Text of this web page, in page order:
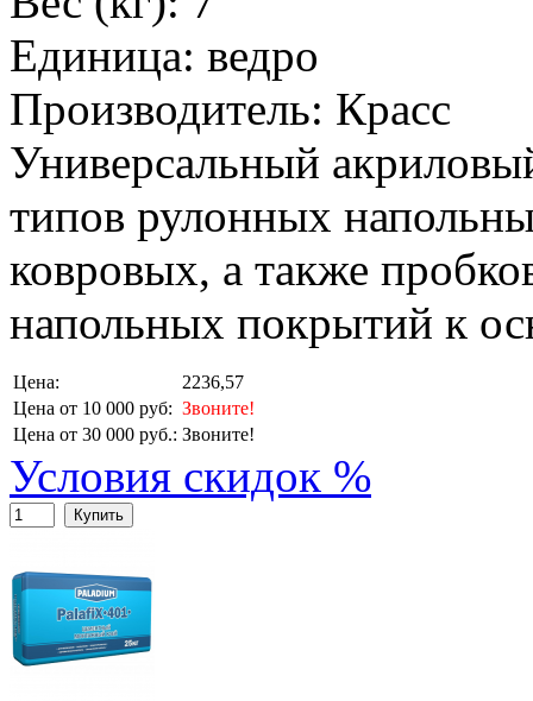
Единица: ведро
Производитель: Красс
Универсальный
типов рулонных
ковровых, а также
напольных покрытий к
Цена:
2236,57
Цена от 10 000 руб: Звоните!
Цена от 30 000 руб.: Звоните!
Условия скидок %
Купить